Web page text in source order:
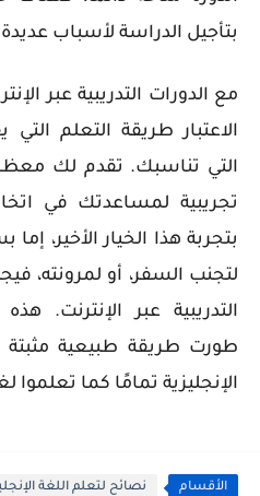
بتأجيل الدراسة لأسباب
مع الدورات التدريبية عبر
الاعتبار طريقة التعلم التي
التي تناسبك. تقدم لك معظم
تجريبية لمساعدتك في
بتجربة هذا الخيار الأخير،
لتجنب السفر، أو لمرونته،
التدريبية عبر الإنترنت.
طورت طريقة طبيعية مثبتة
الإنجليزية تمامًا كما تعلموا
الأقسام نصائح لتعلم اللغة